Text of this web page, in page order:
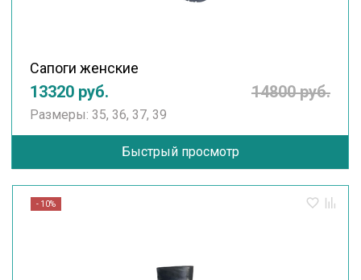
Сапоги женские
13320 руб. 14800 руб.
Размеры: 35, 36, 37, 39
Быстрый просмотр
- 10%